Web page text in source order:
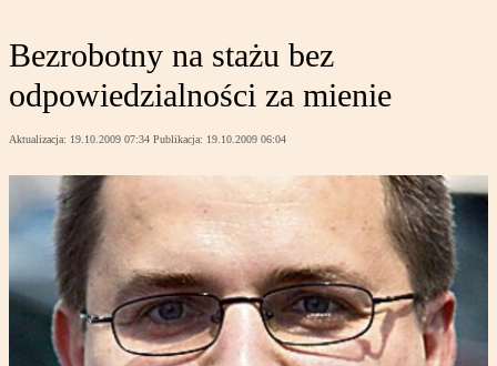
Bezrobotny na stażu bez
odpowiedzialności za mienie
Aktualizacja: 19.10.2009 07:34 Publikacja: 19.10.2009 06:04